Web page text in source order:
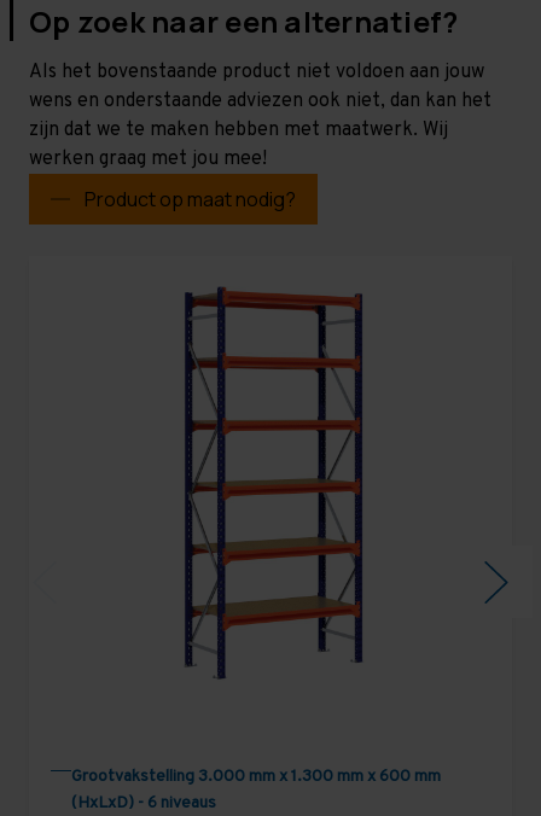
Op zoek naar een alternatief?
Als het bovenstaande product niet voldoen aan jouw
wens en onderstaande adviezen ook niet, dan kan het
zijn dat we te maken hebben met maatwerk. Wij
werken graag met jou mee!
Product op maat nodig?
Grootvakstelling 3.000 mm x 1.300 mm x 600 mm
(HxLxD) - 6 niveaus